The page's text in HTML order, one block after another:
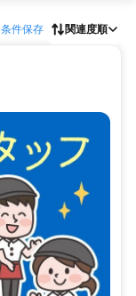
条件保存 関連度順